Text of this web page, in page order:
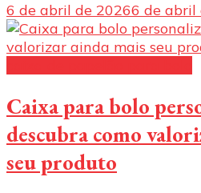
6 de abril de 20266 de abril
Caixa para bolo
descubra como
seu produto